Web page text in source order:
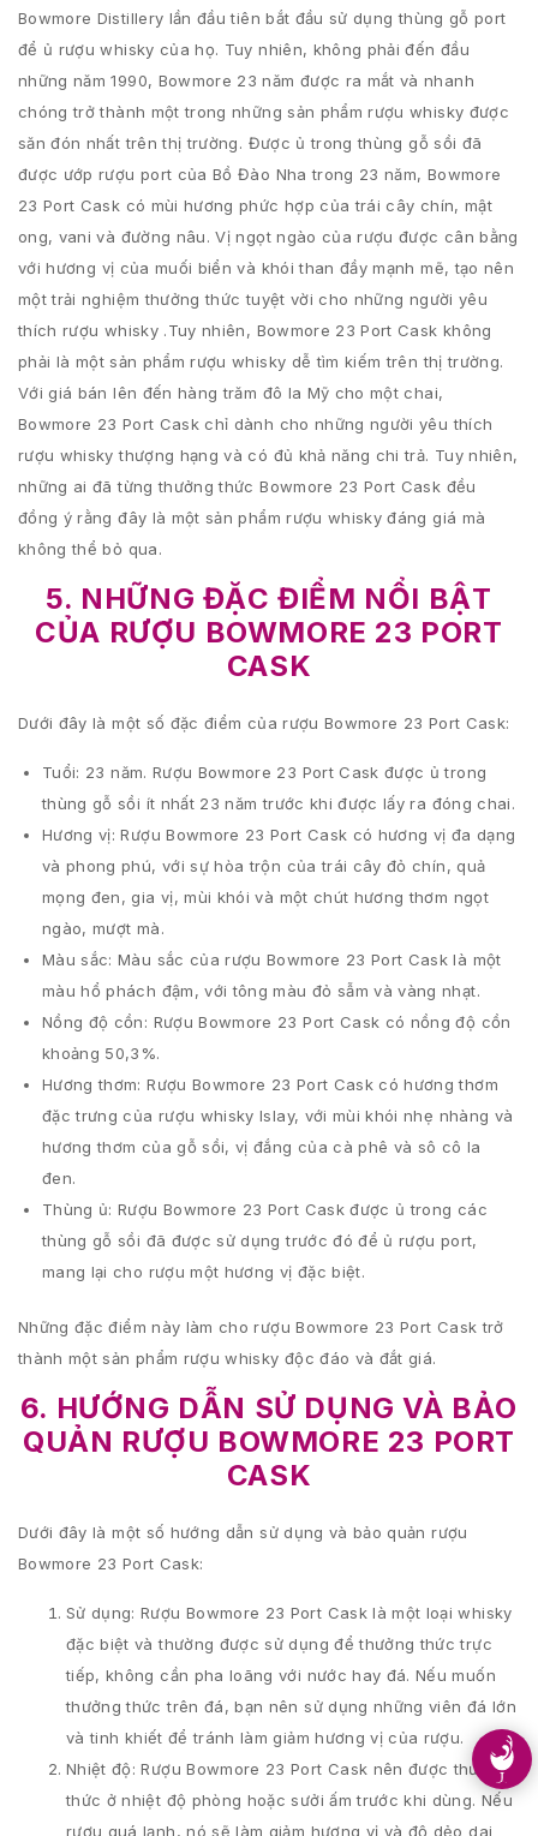
Bowmore Distillery lần đầu tiên bắt đầu sử dụng thùng gỗ port
để ủ rượu whisky của họ. Tuy nhiên, không phải đến đầu
những năm 1990, Bowmore 23 năm được ra mắt và nhanh
chóng trở thành một trong những sản phẩm rượu whisky được
săn đón nhất trên thị trường. Được ủ trong thùng gỗ sồi đã
được ướp rượu port của Bồ Đào Nha trong 23 năm, Bowmore
23 Port Cask có mùi hương phức hợp của trái cây chín, mật
ong, vani và đường nâu. Vị ngọt ngào của rượu được cân bằng
với hương vị của muối biển và khói than đầy mạnh mẽ, tạo nên
một trải nghiệm thưởng thức tuyệt vời cho những người yêu
thích rượu whisky .Tuy nhiên, Bowmore 23 Port Cask không
phải là một sản phẩm rượu whisky dễ tìm kiếm trên thị trường.
Với giá bán lên đến hàng trăm đô la Mỹ cho một chai,
Bowmore 23 Port Cask chỉ dành cho những người yêu thích
rượu whisky thượng hạng và có đủ khả năng chi trả. Tuy nhiên,
những ai đã từng thưởng thức Bowmore 23 Port Cask đều
đồng ý rằng đây là một sản phẩm rượu whisky đáng giá mà
không thể bỏ qua.
5. NHỮNG ĐẶC ĐIỂM NỔI BẬT
CỦA RƯỢU BOWMORE 23 PORT
CASK
Dưới đây là một số đặc điểm của rượu Bowmore 23 Port Cask:
Tuổi: 23 năm. Rượu Bowmore 23 Port Cask được ủ trong
thùng gỗ sồi ít nhất 23 năm trước khi được lấy ra đóng chai.
Hương vị: Rượu Bowmore 23 Port Cask có hương vị đa dạng
và phong phú, với sự hòa trộn của trái cây đỏ chín, quả
mọng đen, gia vị, mùi khói và một chút hương thơm ngọt
ngào, mượt mà.
Màu sắc: Màu sắc của rượu Bowmore 23 Port Cask là một
màu hổ phách đậm, với tông màu đỏ sẫm và vàng nhạt.
Nồng độ cồn: Rượu Bowmore 23 Port Cask có nồng độ cồn
khoảng 50,3%.
Hương thơm: Rượu Bowmore 23 Port Cask có hương thơm
đặc trưng của rượu whisky Islay, với mùi khói nhẹ nhàng và
hương thơm của gỗ sồi, vị đắng của cà phê và sô cô la
đen.
Thùng ủ: Rượu Bowmore 23 Port Cask được ủ trong các
thùng gỗ sồi đã được sử dụng trước đó để ủ rượu port,
mang lại cho rượu một hương vị đặc biệt.
Những đặc điểm này làm cho rượu Bowmore 23 Port Cask trở
thành một sản phẩm rượu whisky độc đáo và đắt giá.
6. HƯỚNG DẪN SỬ DỤNG VÀ BẢO
QUẢN RƯỢU BOWMORE 23 PORT
CASK
Dưới đây là một số hướng dẫn sử dụng và bảo quản rượu
Bowmore 23 Port Cask:
Sử dụng: Rượu Bowmore 23 Port Cask là một loại whisky
đặc biệt và thường được sử dụng để thưởng thức trực
tiếp, không cần pha loãng với nước hay đá. Nếu muốn
thưởng thức trên đá, bạn nên sử dụng những viên đá lớn
và tinh khiết để tránh làm giảm hương vị của rượu.
Nhiệt độ: Rượu Bowmore 23 Port Cask nên được thưởng
thức ở nhiệt độ phòng hoặc sưởi ấm trước khi dùng. Nếu
rượu quá lạnh, nó sẽ làm giảm hương vị và độ dẻo dai